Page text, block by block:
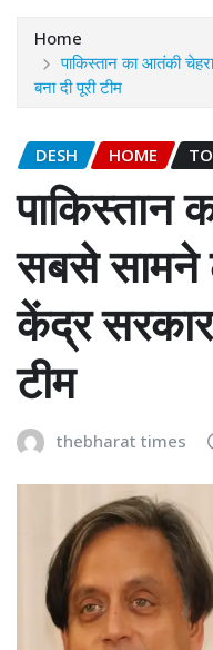
Home
पाकिस्तान का आतंकी
बना दी पूरी टीम
DESH HOME
पाकिस्तान
सबसे सामने
केंद्र सरकार
टीम
thebharat times